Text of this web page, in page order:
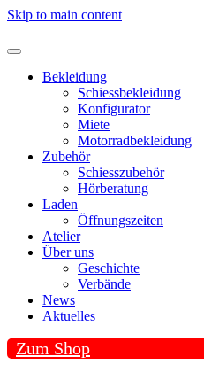
Skip to main content
Bekleidung
Schiessbekleidung
Konfigurator
Miete
Motorradbekleidung
Zubehör
Schiesszubehör
Hörberatung
Laden
Öffnungszeiten
Atelier
Über uns
Geschichte
Verbände
News
Aktuelles
Zum Shop